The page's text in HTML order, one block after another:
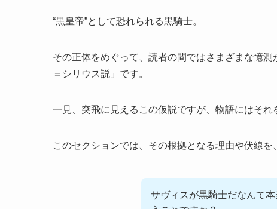
“黒皇帝”として恐れられる黒騎士。
その正体をめぐって、読者の間ではさまざまな憶
＝シリウス説」です。
一見、突飛に見えるこの仮説ですが、物語にはそれ
このセクションでは、その根拠となる理由や伏線
サヴィスが黒騎士だなんて